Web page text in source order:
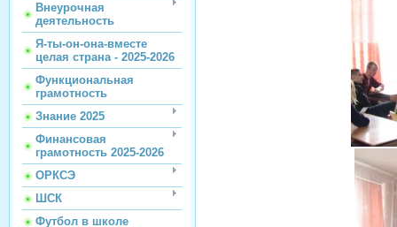
Внеурочная
деятельность
Я-ты-он-она-вместе
целая страна - 2025-2026
Функциональная
грамотность
Знание 2025
Финансовая
грамотность 2025-2026
ОРКСЭ
ШСК
Футбол в школе